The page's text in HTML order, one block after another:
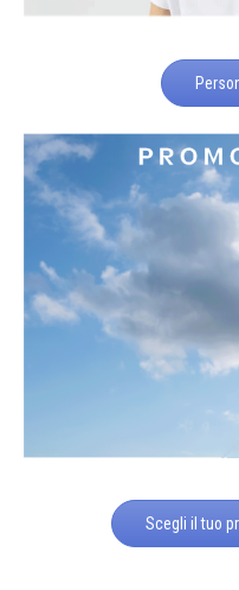
Scegli il tuo